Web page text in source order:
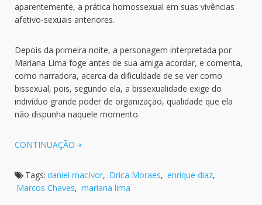
aparentemente, a prática homossexual em suas vivências
afetivo-sexuais anteriores.
Depois da primeira noite, a personagem interpretada por
Mariana Lima foge antes de sua amiga acordar, e comenta,
como narradora, acerca da dificuldade de se ver como
bissexual, pois, segundo ela, a bissexualidade exige do
indivíduo grande poder de organização, qualidade que ela
não dispunha naquele momento.
CONTINUAÇÃO
Tags: daniel macIvor, Drica Moraes, enrique diaz,
Marcos Chaves, mariana lima